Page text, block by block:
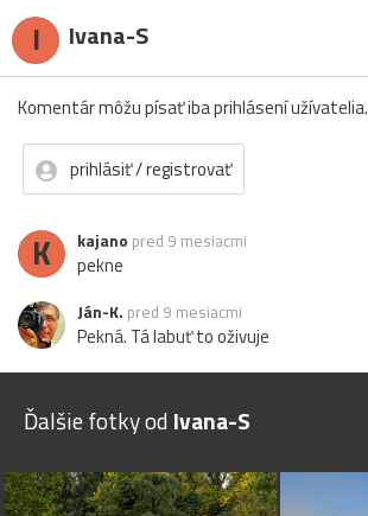
I Ivana-S
Komentár môžu písať iba prihlásení užívatelia.
prihlásiť / registrovať
K kajano pred 9 mesiacmi
pekne
Ján-K. pred 9 mesiacmi
Pekná. Tá labuť to oživuje
Ďalšie fotky od Ivana-S